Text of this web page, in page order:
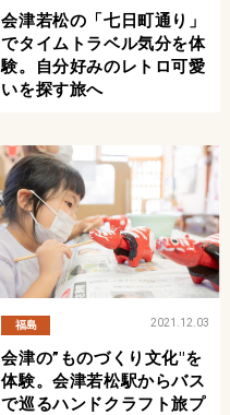
会津若松の「七日町通り」
でタイムトラベル気分を体
験。自分好みのレトロ可愛
いを探す旅へ
福島 2021.12.03
会津の”ものづくり文化"を
体験。会津若松駅からバス
で巡るハンドクラフト旅プ